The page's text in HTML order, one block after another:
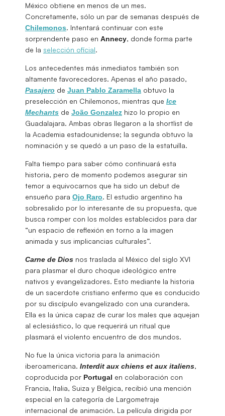
México obtiene en menos de un mes.
Concretamente, sólo un par de semanas después de
Chilemonos. Intentará continuar con este
sorprendente paso en Annecy, donde forma parte
de la selección oficial.
Los antecedentes más inmediatos también son
altamente favorecedores. Apenas el año pasado,
Pasajero de Juan Pablo Zaramella obtuvo la
preselección en Chilemonos, mientras que Ice
Mechants de João Gonzalez hizo lo propio en
Guadalajara. Ambas obras llegaron a la shortlist de
la Academia estadounidense; la segunda obtuvo la
nominación y se quedó a un paso de la estatuilla.
Falta tiempo para saber cómo continuará esta
historia, pero de momento podemos asegurar sin
temor a equivocarnos que ha sido un debut de
ensueño para Ojo Raro. El estudio argentino ha
sobresalido por lo interesante de su propuesta, que
busca romper con los moldes establecidos para dar
“un espacio de reflexión en torno a la imagen
animada y sus implicancias culturales”.
Carne de Dios nos traslada al México del siglo XVI
para plasmar el duro choque ideológico entre
nativos y evangelizadores. Esto mediante la historia
de un sacerdote cristiano enfermo que es conducido
por su discípulo evangelizado con una curandera.
Ella es la única capaz de curar los males que aquejan
al eclesiástico, lo que requerirá un ritual que
plasmará el violento encuentro de dos mundos.
No fue la única victoria para la animación
iberoamericana. Interdit aux chiens et aux italiens,
coproducida por Portugal en colaboración con
Francia, Italia, Suiza y Bélgica, recibió una mención
especial en la categoría de Largometraje
internacional de animación. La película dirigida por